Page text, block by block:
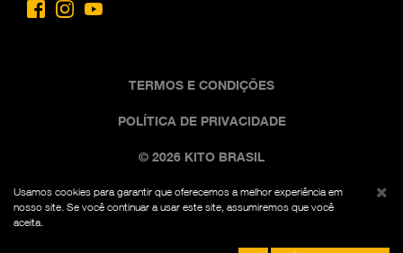
© 2026 KITO BRASIL
TERMOS E CONDIÇÕES
POLÍTICA DE PRIVACIDADE
A imagem comercial preta e amarela é uma marca
registrada da Kito Fed. Reg. Nº 7,342,071. Todos os
Usamos cookies para garantir que oferecemos a melhor experiência em
nosso site. Se você continuar a usar este site, assumiremos que você
aceita.